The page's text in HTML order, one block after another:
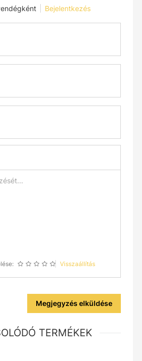
Bejelentkezés
Visszaállítás
Megjegyzés elküldése
TERMÉKEK